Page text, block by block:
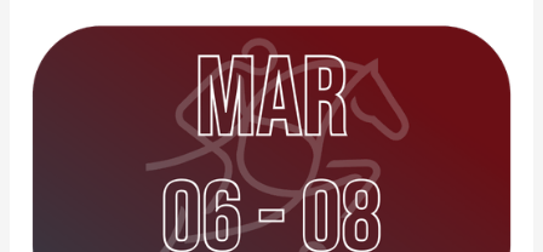
FECHA
CNS
2026